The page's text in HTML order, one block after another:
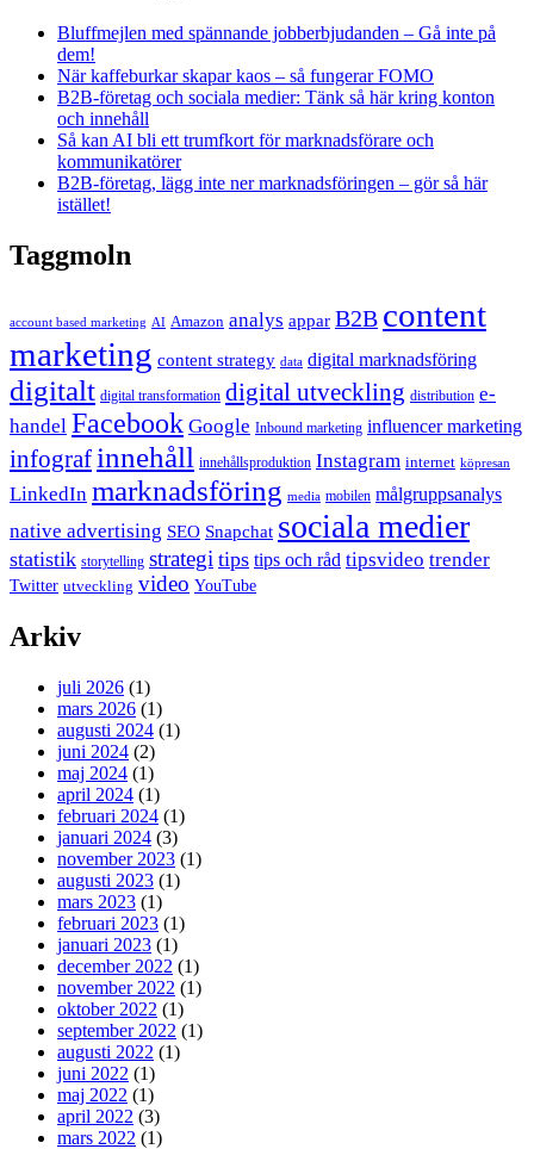
Bluffmejlen med spännande jobberbjudanden – Gå inte på
dem!
När kaffeburkar skapar kaos – så fungerar FOMO
B2B-företag och sociala medier: Tänk så här kring konton
och innehåll
Så kan AI bli ett trumfkort för marknadsförare och
kommunikatörer
B2B-företag, lägg inte ner marknadsföringen – gör så här
istället!
Taggmoln
account based marketing AI Amazon analys appar B2B content
marketing content strategy data digital marknadsföring
digitalt digital transformation digital utveckling distribution e-
handel Facebook Google Inbound marketing influencer marketing
infograf innehåll innehållsproduktion Instagram internet köpresan
LinkedIn marknadsföring media mobilen målgruppsanalys
native advertising SEO Snapchat sociala medier
statistik storytelling strategi tips tips och råd tipsvideo trender
Twitter utveckling video YouTube
Arkiv
juli 2026 (1)
mars 2026 (1)
augusti 2024 (1)
juni 2024 (2)
maj 2024 (1)
april 2024 (1)
februari 2024 (1)
januari 2024 (3)
november 2023 (1)
augusti 2023 (1)
mars 2023 (1)
februari 2023 (1)
januari 2023 (1)
december 2022 (1)
november 2022 (1)
oktober 2022 (1)
september 2022 (1)
augusti 2022 (1)
juni 2022 (1)
maj 2022 (1)
april 2022 (3)
mars 2022 (1)